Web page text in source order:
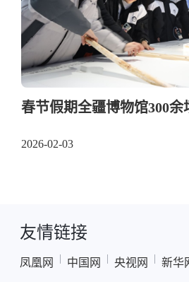
春节假期全疆博物馆300
2026-02-03
友情链接
凤凰网 | 中国网 | 央视网 | 新华